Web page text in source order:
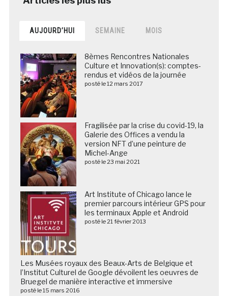
AUJOURD’HUI SEMAINE MOIS
8èmes Rencontres Nationales
Culture et Innovation(s): comptes-
rendus et vidéos de la journée
posté le 12 mars 2017
Fragilisée par la crise du covid-19, la
Galerie des Offices a vendu la
version NFT d’une peinture de
Michel-Ange
posté le 23 mai 2021
Art Institute of Chicago lance le
premier parcours intérieur GPS pour
les terminaux Apple et Android
posté le 21 février 2013
Les Musées royaux des Beaux-Arts de Belgique et
l’Institut Culturel de Google dévoilent les oeuvres de
Bruegel de manière interactive et immersive
posté le 15 mars 2016